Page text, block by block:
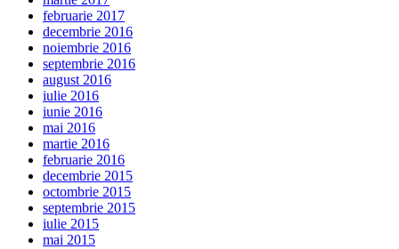
februarie 2017
decembrie 2016
noiembrie 2016
septembrie 2016
august 2016
iulie 2016
iunie 2016
mai 2016
martie 2016
februarie 2016
decembrie 2015
octombrie 2015
septembrie 2015
iulie 2015
mai 2015